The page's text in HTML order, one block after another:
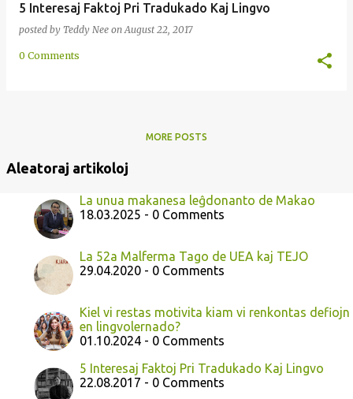
5 Interesaj Faktoj Pri Tradukado Kaj Lingvo
posted by Teddy Nee onAugust 22, 2017
0 Comments
MORE POSTS
Aleatoraj artikoloj
La unua makanesa leĝdonanto de Makao
18.03.2025 - 0 Comments
La 52a Malferma Tago de UEA kaj TEJO
29.04.2020 - 0 Comments
Kiel vi restas motivita kiam vi renkontas defiojn
en lingvolernado?
01.10.2024 - 0 Comments
5 Interesaj Faktoj Pri Tradukado Kaj Lingvo
22.08.2017 - 0 Comments